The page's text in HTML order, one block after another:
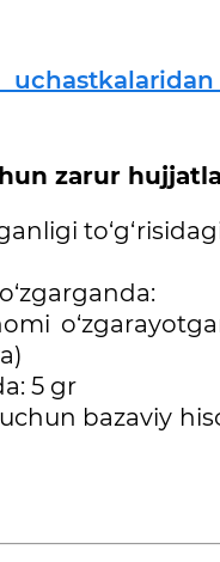
zarur
5 gr
bazaviy